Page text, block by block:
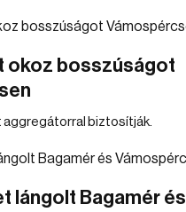
okoz bosszúságot
biztosítják.
lángolt Bagamér és